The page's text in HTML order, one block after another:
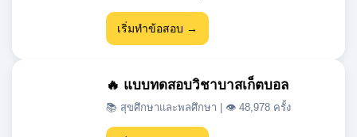
เริ่มทำข้อสอบ →
🔥 แบบทดสอบวิชาบาสเก็ตบอล
📚 สุขศึกษาและพลศึกษา | 👁 48,978 ครั้ง